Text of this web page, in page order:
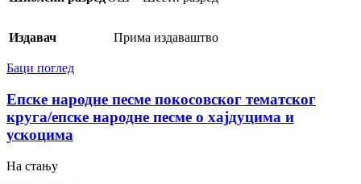
Издавач Прима издаваштво
Баци поглед
Епске народне песме покосовског тематског
круга/епске народне песме о хајдуцима и
ускоцима
На стању